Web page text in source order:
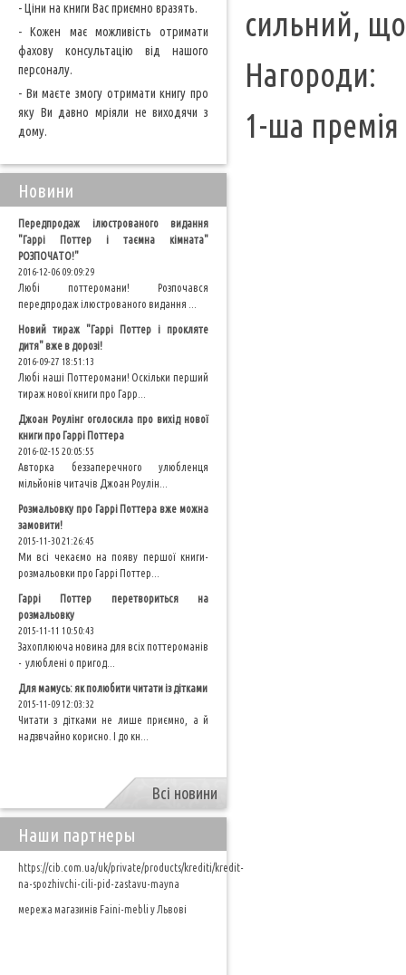
сильний,
Нагороди:
1-ша премія
- Ціни на книги Вас приємно вразять.
- Кожен має можливість отримати
фахову консультацію від нашого
персоналу.
- Ви маєте змогу отримати книгу про
яку Ви давно мріяли не виходячи з
дому.
Новини
Передпродаж ілюстрованого видання
"Гаррі Поттер і таємна кімната"
РОЗПОЧАТО!"
2016-12-06 09:09:29
Любі поттеромани! Розпочався
передпродаж ілюстрованого видання ...
Новий тираж "Гаррі Поттер і прокляте
дитя" вже в дорозі!
2016-09-27 18:51:13
Любі наші Поттеромани! Оскільки перший
тираж нової книги про Гарр...
Джоан Роулінг оголосила про вихід нової
книги про Гаррі Поттера
2016-02-15 20:05:55
Авторка беззаперечного улюбленця
мільйонів читачів Джоан Роулін...
Розмальовку про Гаррі Поттера вже можна
замовити!
2015-11-30 21:26:45
Ми всі чекаємо на появу першої книги-
розмальовки про Гаррі Поттер...
Гаррі Поттер перетвориться на
розмальовку
2015-11-11 10:50:43
Захоплююча новина для всіх поттероманів
- улюблені о пригод...
Для мамусь: як полюбити читати із дітками
2015-11-09 12:03:32
Читати з дітками не лише приємно, а й
надзвчайно корисно. І до кн...
Всі новини
Наши партнеры
https://cib.com.ua/uk/private/products/krediti/kredit-
na-spozhivchi-cili-pid-zastavu-mayna
мережа магазинів Faini-mebli у Львові